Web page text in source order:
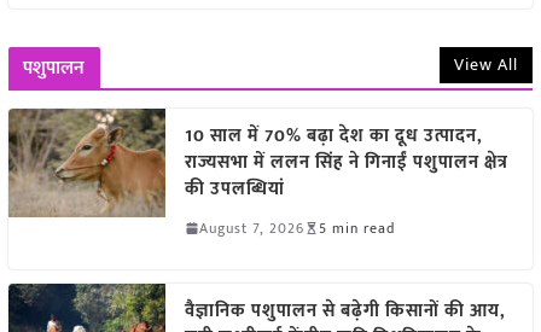
पशुपालन View All
10 साल में 70% बढ़ा देश का दूध उत्पादन,
राज्यसभा में ललन सिंह ने गिनाईं पशुपालन क्षेत्र
की उपलब्धियां
August 7, 2026 5 min read
वैज्ञानिक पशुपालन से बढ़ेगी किसानों की आय,